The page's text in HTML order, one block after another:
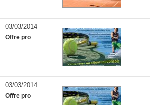
03/03/2014
Offre pro
03/03/2014
Offre pro